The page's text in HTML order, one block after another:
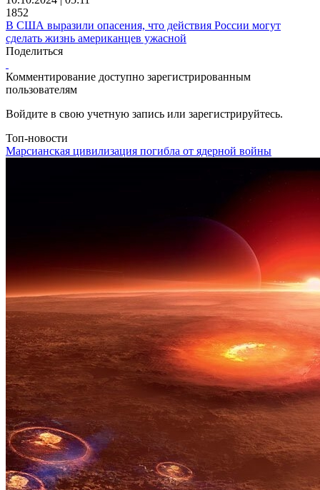
1852
В США выразили опасения, что действия России могут
сделать жизнь американцев ужасной
Поделиться
Комментирование доступно зарегистрированным
пользователям
Войдите в свою учетную запись или зарегистрируйтесь.
Топ-новости
Марсианская цивилизация погибла от ядерной войны